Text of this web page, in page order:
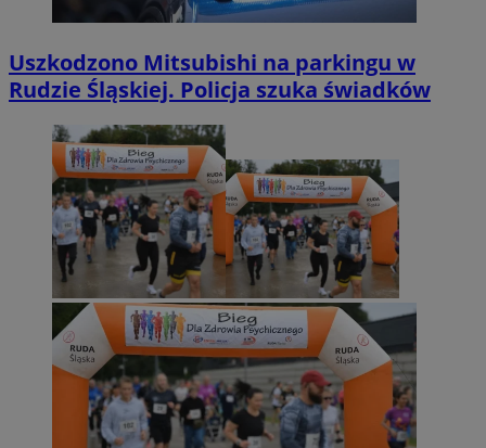
Uszkodzono Mitsubishi na parkingu w
Rudzie Śląskiej. Policja szuka świadków